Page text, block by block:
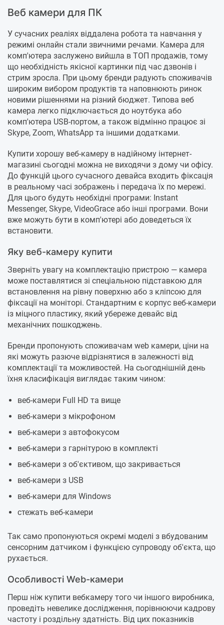
Веб камери для ПК
У сучасних реаліях віддалена робота та навчання у
режимі онлайн стали звичними речами. Камера для
комп'ютера заслужено вийшла в ТОП продажів, тому
що необхідність якісної картинки під час дзвонів і
стрим зросла. При цьому бренди радують споживачів
широким вибором продуктів та наповнюють ринок
новими рішеннями на різний бюджет. Типова веб
камера легко підключається до ноутбука або
комп'ютера USB-портом, а також відмінно працює зі
Skype, Zoom, WhatsApp та іншими додатками.
Купити хорошу веб-камеру в надійному інтернет-
магазині сьогодні можна не виходячи з дому чи офісу.
До функцій цього сучасного девайса входить фіксація
в реальному часі зображень і передача їх по мережі.
Для цього будуть необхідні програми: Instant
Messenger, Skype, VideoGrace або інші програми. Вони
вже можуть бути в комп'ютері або доведеться їх
встановити.
Яку веб-камеру купити
Зверніть увагу на комплектацію пристрою — камера
може поставлятися зі спеціальною підставкою для
встановлення на рівну поверхню або з кліпсою для
фіксації на моніторі. Стандартним є корпус веб-камери
із міцного пластику, який убереже девайс від
механічних пошкоджень.
Бренди пропонують споживачам web камери, ціни на
які можуть разюче відрізнятися в залежності від
комплектації та можливостей. На сьогоднішній день
їхня класифікація виглядає таким чином:
веб-камери Full HD та вище
веб-камери з мікрофоном
веб-камери з автофокусом
веб-камери з гарнітурою в комплекті
веб-камери з об'єктивом, що закривається
веб-камери з USB
веб-камери для Windows
стежать веб-камери
Так само пропонуються окремі моделі з вбудованим
сенсорним датчиком і функцією супроводу об'єкта, що
рухається.
Особливості Web-камери
Перш ніж купити вебкамеру того чи іншого виробника,
проведіть невелике дослідження, порівнюючи кадрову
частоту і роздільну здатність. Від цих показників